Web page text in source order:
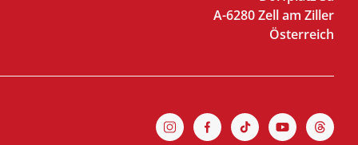
A-6280 Zell am Ziller
Österreich